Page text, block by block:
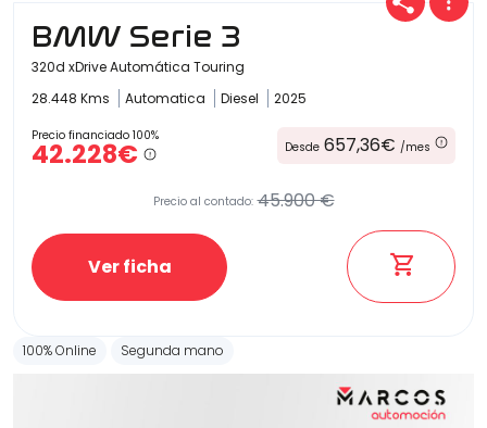
BMW Serie 3
320d xDrive Automática Touring
28.448 Kms
Automatica Diesel 2025
Precio financiado 100%
42.228€ Desde 657,36€ /mes
Precio al contado: 45.900 €
Ver ficha
100% Online Segunda mano